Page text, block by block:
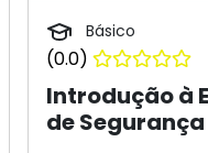
Básico
(0.0)
Introdução à
de